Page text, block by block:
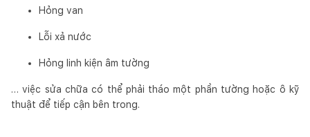
Hỏng van
Lỗi xả nước
Hỏng linh kiện âm tường
… việc sửa chữa có thể phải tháo một phần tường hoặc ô kỹ
thuật để tiếp cận bên trong.